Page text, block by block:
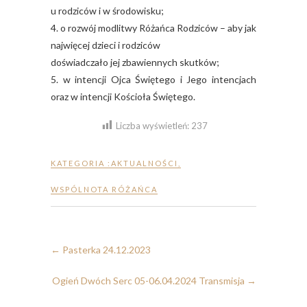
u rodziców i w środowisku;
4. o rozwój modlitwy Różańca Rodziców – aby jak
najwięcej dzieci i rodziców
doświadczało jej zbawiennych skutków;
5. w intencji Ojca Świętego i Jego intencjach
oraz w intencji Kościoła Świętego.
Liczba wyświetleń: 237
KATEGORIA : AKTUALNOŚCI
WSPÓLNOTA RÓŻAŃCA
← Pasterka 24.12.2023
Ogień Dwóch Serc 05-06.04.2024 Transmisja →